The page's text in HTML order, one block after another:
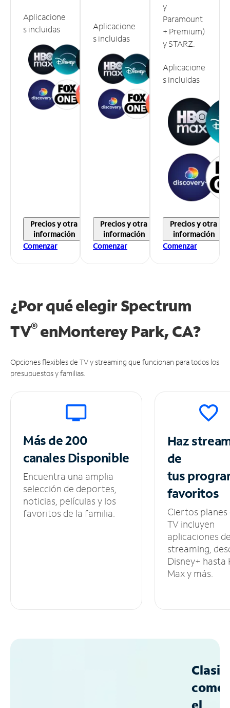
Aplicacione
s incluidas
Precios y otra
información
Comenzar
Aplicacione
s incluidas
Precios y otra
información
Comenzar
y
Paramount
+ Premium)
y STARZ.
Aplicacione
s incluidas
Precios y otra
información
Comenzar
¿Por qué elegir Spectrum
TV®enMonterey Park, CA?
Opciones flexibles de TV y streaming que funcionan para todos los
presupuestos y familias.
Más de 200
canalesDisponible
Encuentra una amplia
selección de deportes,
noticias, películas y los
favoritos de la familia.
Haz
de
tus
favoritos
Ciertos planes
TV incluyen
aplicaciones
streaming,
Disney+ hasta
Max y más.
como
el